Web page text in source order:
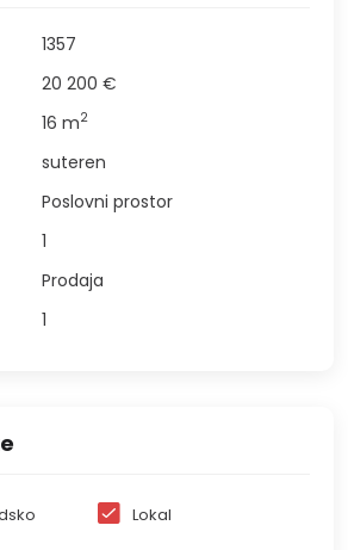
1357
20 200 €
16 m2
suteren
Poslovni prostor
1
Prodaja
1
Lokal